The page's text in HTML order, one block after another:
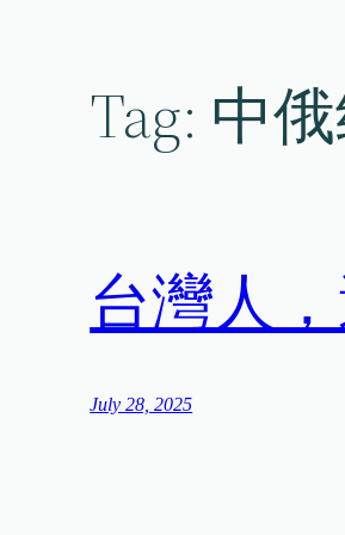
Tag: 中
台灣人
July 28, 2025